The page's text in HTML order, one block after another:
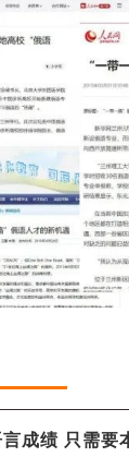
成绩 只需要